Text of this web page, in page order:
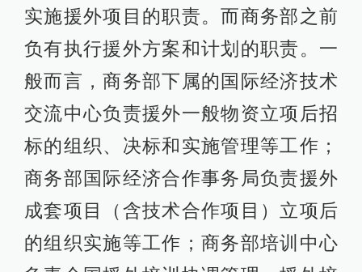
实施援外项目的职责。而商务部之前
负有执行援外方案和计划的职责。一
般而言，商务部下属的国际经济技术
交流中心负责援外一般物资立项后招
标的组织、决标和实施管理等工作；
商务部国际经济合作事务局负责援外
成套项目（含技术合作项目）立项后
的组织实施等工作；商务部培训中心